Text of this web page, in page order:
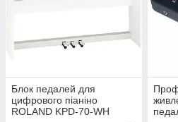
Блок педалей для
цифрового піаніно
ROLAND KPD-70-WH